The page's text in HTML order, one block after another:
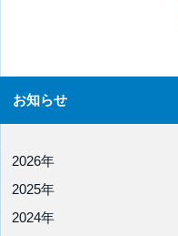
お知らせ
2026年
2025年
2024年